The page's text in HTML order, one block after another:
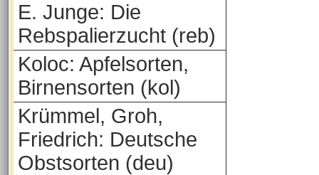
E. Junge: Die
Rebspalierzucht (reb)
Koloc: Apfelsorten,
Birnensorten (kol)
Krümmel, Groh,
Friedrich: Deutsche
Obstsorten (deu)